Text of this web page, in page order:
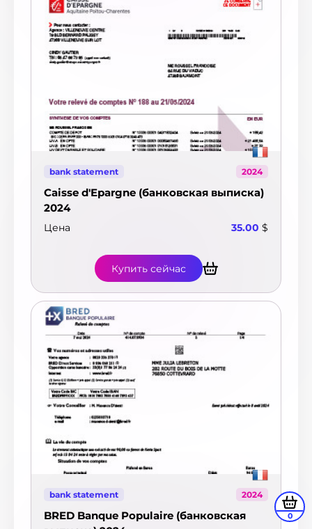
bank statement 2024
Caisse d'Epargne (банковская выписка)
2024
Цена 35.00 $
Купить сейчас
bank statement 2024
BRED Banque Populaire (банковская
0